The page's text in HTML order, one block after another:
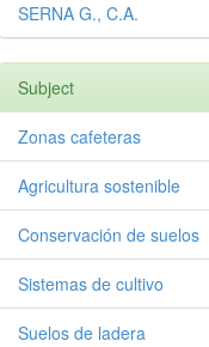
SERNA G., C.A.
Subject
Zonas cafeteras
Agricultura sostenible
Conservación de suelos
Sistemas de cultivo
Suelos de ladera